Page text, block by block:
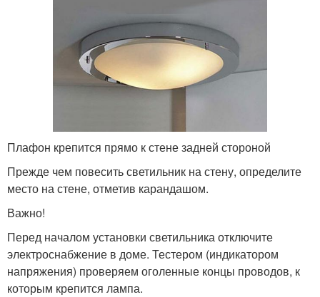
Плафон крепится прямо к стене задней стороной
Прежде чем повесить светильник на стену, определите
место на стене, отметив карандашом.
Важно!
Перед началом установки светильника отключите
электроснабжение в доме. Тестером (индикатором
напряжения) проверяем оголенные концы проводов, к
которым крепится лампа.